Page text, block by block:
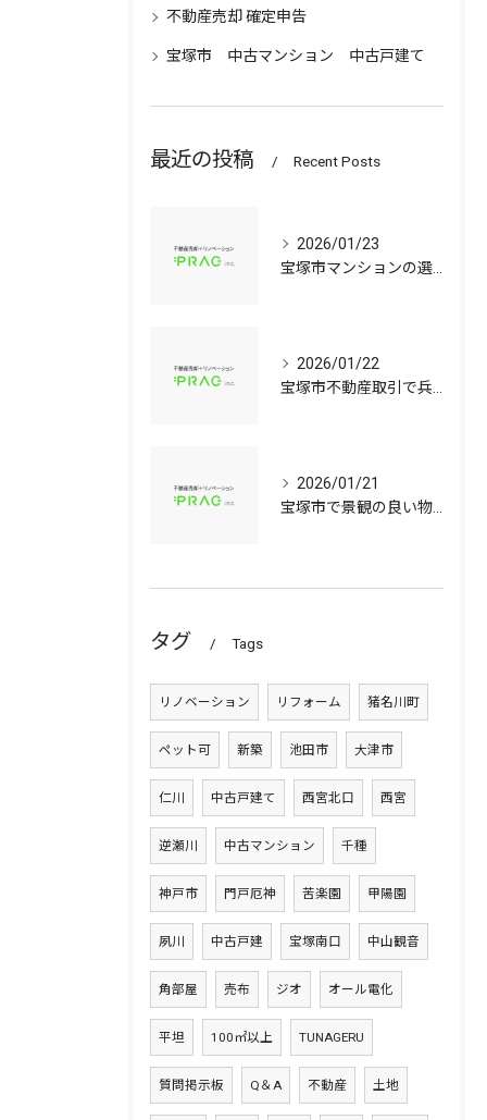
不動産売却 確定申告
宝塚市 中古マンション 中古戸建て
最近の投稿 Recent Posts
2026/01/23
宝塚市マンションの選び方兵庫県宝塚市で資産価値と子育て環境を見極める中古戸建て比較ガイド
2026/01/22
宝塚市不動産取引で兵庫県宝塚市の中古マンションや中古戸建てを安心して選ぶ手順
2026/01/21
宝塚市で景観の良い物件選びに役立つ中古マンションと中古戸建てのポイント
タグ Tags
リノベーション リフォーム 猪名川町
ペット可 新築 池田市 大津市
仁川 中古戸建て 西宮北口 西宮
逆瀬川 中古マンション 千種
神戸市 門戸厄神 苦楽園 甲陽園
夙川 中古戸建 宝塚南口 中山観音
角部屋 売布 ジオ オール電化
平坦 100㎡以上 TUNAGERU
質問掲示板 Q＆A 不動産 土地